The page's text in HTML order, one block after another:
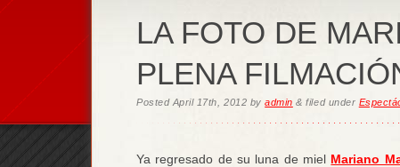
LA FOTO DE
PLENA
Posted April 17th, 2012 byadmin & filed under
Ya regresado de su luna de miel Mariano